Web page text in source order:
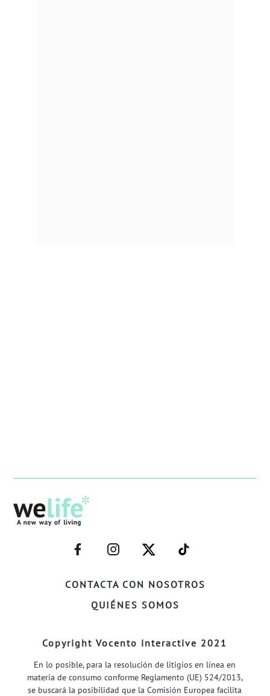
CONTACTA CON NOSOTROS
QUIÉNES SOMOS
–
FACEBOOK–
–
INSTAGRAM–
–
TWITTER–
–
WELIFE–
Copyright Vocento interactive 2021
En lo posible, para la resolución de litigios en línea en
materia de consumo conforme Reglamento (UE) 524/2013,
se buscará la posibilidad que la Comisión Europea facilita